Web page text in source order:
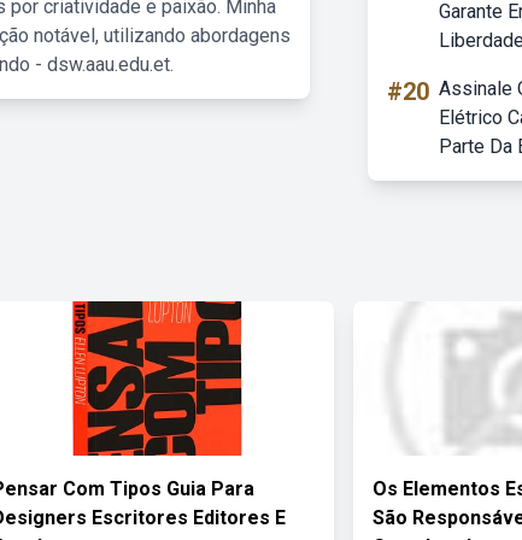
criatividade e paixão. Minha
notável, utilizando abordagens
- dsw.aau.edu.et.
Garante
#20 Assinale
Elétrico
Parte Da
Com Tipos Guia Para
Escritores Editores E
Os Elementos
São